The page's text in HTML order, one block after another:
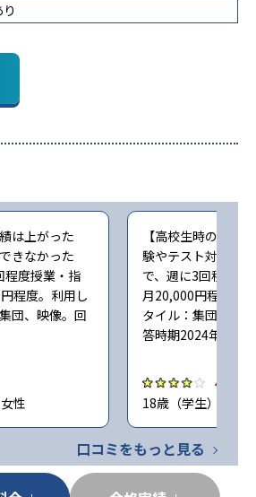
は上がった
きなかった
程度授業・指
程度。利用し
団、映像。回
性
【高校生時の通塾
験やテスト対策に役
で、週に3回程度授
月20,000円程度。
タイル：集団、映像
答時期2024年5月）
4.0
18歳（学生） / 岐阜
口コミをもっと見る